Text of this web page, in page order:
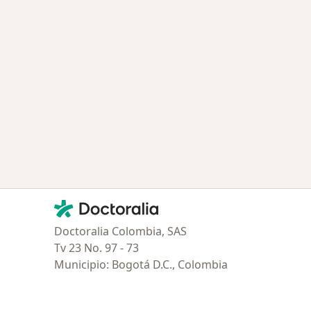
Contacto
Doctoralia - Página de inicio
Doctoralia Colombia, SAS
Tv 23 No. 97 - 73
Municipio: Bogotá D.C., Colombia